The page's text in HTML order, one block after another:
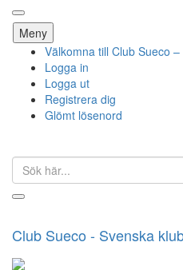
Meny Hoppa
till
innehåll
Välkomna till Club Sueco
Logga in
Logga ut
Registrera dig
Glömt lösenord
Sök
efter:
Club Sueco - Svenska